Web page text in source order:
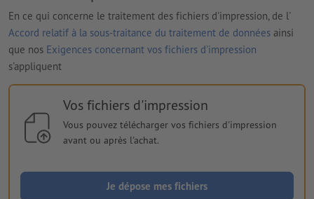
En ce qui concerne le traitement des fichiers d'impression, de l'
Accord relatif à la sous-traitance du traitement de données ainsi
que nos Exigences concernant vos fichiers d'impression
s'appliquent
Vos fichiers d'impression
Vous pouvez télécharger vos fichiers d'impression
avant ou après l'achat.
Je dépose mes fichiers